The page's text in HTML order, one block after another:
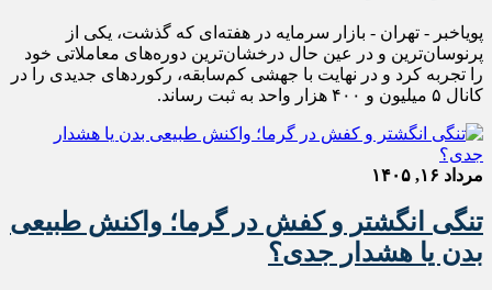
پویاخبر - تهران - بازار سرمایه در هفته‌ای که گذشت، یکی از
پرنوسان‌ترین و در عین حال درخشان‌ترین دوره‌های معاملاتی خود
را تجربه کرد و در نهایت با جهشی کم‌سابقه، رکوردهای جدیدی را در
کانال ۵ میلیون و ۴۰۰ هزار واحد به ثبت رساند.
مرداد ۱۶, ۱۴۰۵
تنگی انگشتر و کفش در گرما؛ واکنش طبیعی
بدن یا هشدار جدی؟